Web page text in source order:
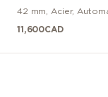
42 mm Acier,
11,600CAD